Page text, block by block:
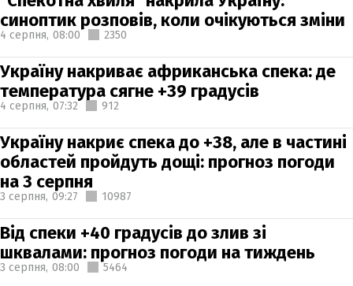
синоптик розповів, коли очікуються зміни
4 серпня, 08:00 2350
Україну накриває африканська спека: де
температура сягне +39 градусів
4 серпня, 07:32 912
Україну накриє спека до +38, але в частині
областей пройдуть дощі: прогноз погоди
на 3 серпня
3 серпня, 09:27 10987
Від спеки +40 градусів до злив зі
шквалами: прогноз погоди на тиждень
3 серпня, 08:00 5464